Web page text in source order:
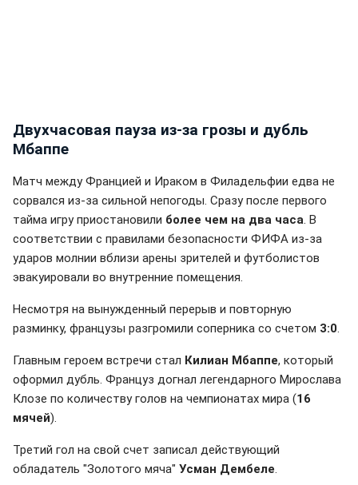
Двухчасовая пауза из-за грозы и дубль
Мбаппе
Матч между Францией и Ираком в Филадельфии едва не
сорвался из-за сильной непогоды. Сразу после первого
тайма игру приостановили более чем на два часа . В
соответствии с правилами безопасности ФИФА из-за
ударов молнии вблизи арены зрителей и футболистов
эвакуировали во внутренние помещения.
Несмотря на вынужденный перерыв и повторную
разминку, французы разгромили соперника со счетом 3:0
Главным героем встречи стал Килиан Мбаппе, который
оформил дубль. Француз догнал легендарного Мирослава
Клозе по количеству голов на чемпионатах мира (16
мячей).
Третий гол на свой счет записал действующий
обладатель "Золотого мяча" Усман Дембеле